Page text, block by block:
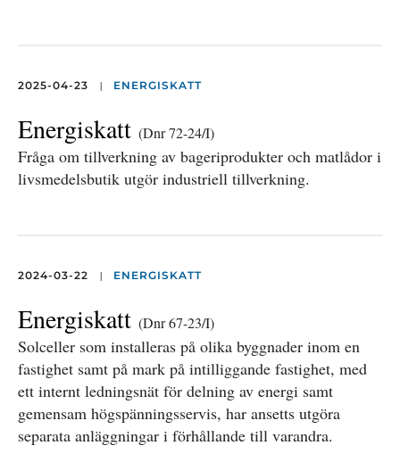
2025-04-23 | ENERGISKATT
Energiskatt (Dnr 72-24/I)
Fråga om tillverkning av bageriprodukter och matlådor i
livsmedelsbutik utgör industriell tillverkning.
2024-03-22 | ENERGISKATT
Energiskatt (Dnr 67-23/I)
Solceller som installeras på olika byggnader inom en
fastighet samt på mark på intilliggande fastighet, med
ett internt ledningsnät för delning av energi samt
gemensam högspänningsservis, har ansetts utgöra
separata anläggningar i förhållande till varandra.